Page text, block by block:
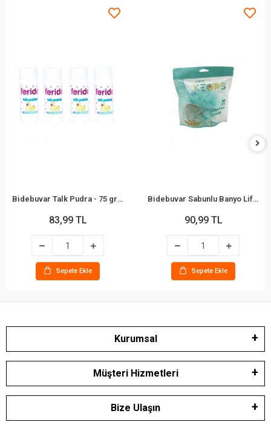
Bidebuvar Talk Pudra - 75 gr - Bebek ve Çocuklar İçin
83,99 TL
Sepete Ekle
Bidebuvar Sabunlu Banyo Lifi - Okyanus Kokulu
90,99 TL
Sepete Ekle
Kurumsal
Müşteri Hizmetleri
Bize Ulaşın